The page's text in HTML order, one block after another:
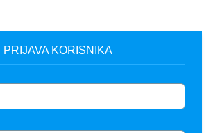
PRIJAVA KORISNIKA